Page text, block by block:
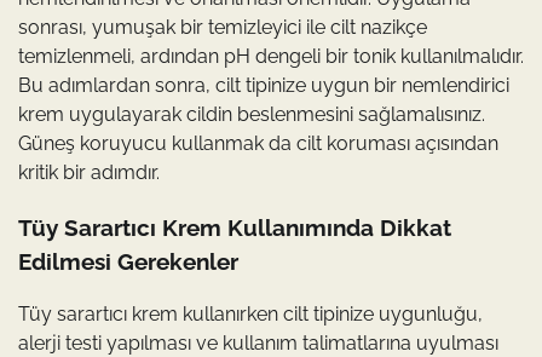
sonrası, yumuşak bir temizleyici ile cilt nazikçe
temizlenmeli, ardından pH dengeli bir tonik kullanılmalıdır.
Bu adımlardan sonra, cilt tipinize uygun bir nemlendirici
krem uygulayarak cildin beslenmesini sağlamalısınız.
Güneş koruyucu kullanmak da cilt koruması açısından
kritik bir adımdır.
Tüy Sarartıcı Krem Kullanımında Dikkat
Edilmesi Gerekenler
Tüy sarartıcı krem kullanırken cilt tipinize uygunluğu,
alerji testi yapılması ve kullanım talimatlarına uyulması